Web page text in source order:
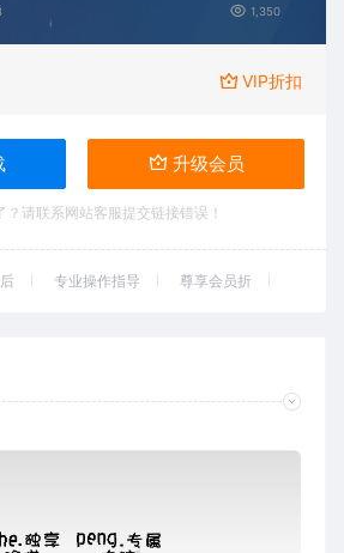
1,350
VIP折扣
升级会员
？请联系网站客服提交链接错误！
专业操作指导 尊享会员折